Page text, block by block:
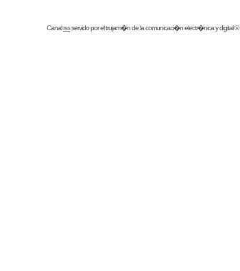
Canalrssservido por eltrujam�nde la comunicaci�n electr�nica y digital